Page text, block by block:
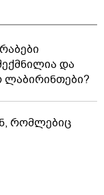
და
ლაბირინთები?
რომლებიც